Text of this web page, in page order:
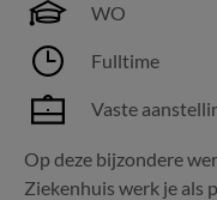
WO
Fulltime
Vaste
Op deze bijzondere
Ziekenhuis werk je als